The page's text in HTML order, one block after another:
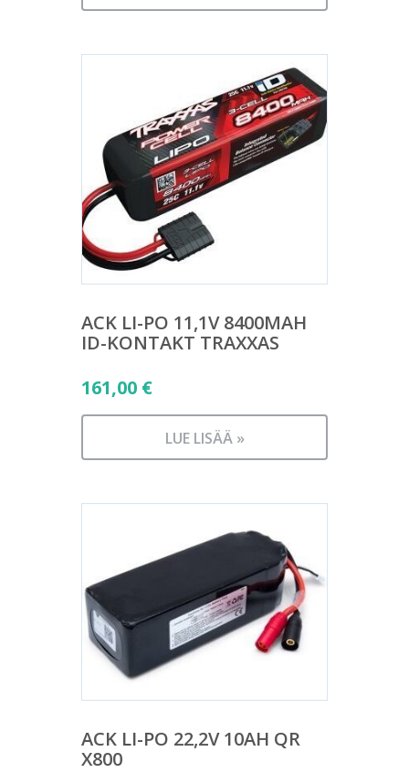
ACK LI-PO 11,1V 8400MAH
ID-KONTAKT TRAXXAS
161,00 €
LUE LISÄÄ »
ACK LI-PO 22,2V 10AH QR
X800